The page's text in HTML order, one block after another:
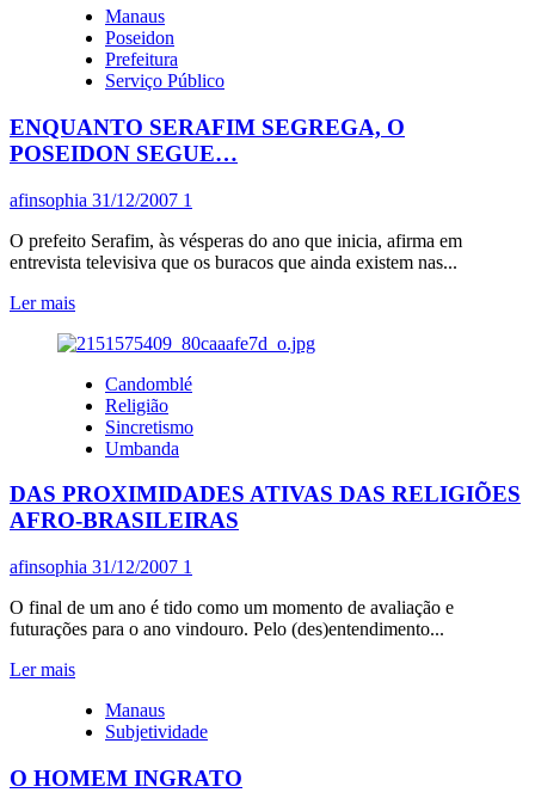
PRA
IEMANJÁ
DE
DONA
E
PAI
GEOVANO…
Manaus
Poseidon
Prefeitura
Serviço Público
ENQUANTO SERAFIM SEGREGA, O
POSEIDON SEGUE…
afinsophia 31/12/2007 1
O prefeito Serafim, às vésperas do ano que inicia, afirma em
entrevista televisiva que os buracos que ainda existem nas...
Ler maisLeia
sobre
SERAFIM
SEGREGA,
O
POSEIDON
Candomblé
Religião
Sincretismo
Umbanda
DAS PROXIMIDADES ATIVAS DAS RELIGIÕES
AFRO-BRASILEIRAS
afinsophia 31/12/2007 1
O final de um ano é tido como um momento de avaliação e
futurações para o ano vindouro. Pelo (des)entendimento...
Ler maisLeia
sobre
DAS
ATIVAS
Manaus
Subjetividade
O HOMEM INGRATO